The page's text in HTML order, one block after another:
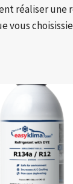
réaliser une
vous